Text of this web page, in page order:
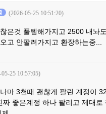
(2026-05-25 10:51:20)
은것 풀템해가지고 2500 내놔
고 안팔려가지고 환장하는중...
05-25 10:57:05)
마 3천때 괜찮게 팔린 계정이
짜 좋은계정 하나 팔리고 제대